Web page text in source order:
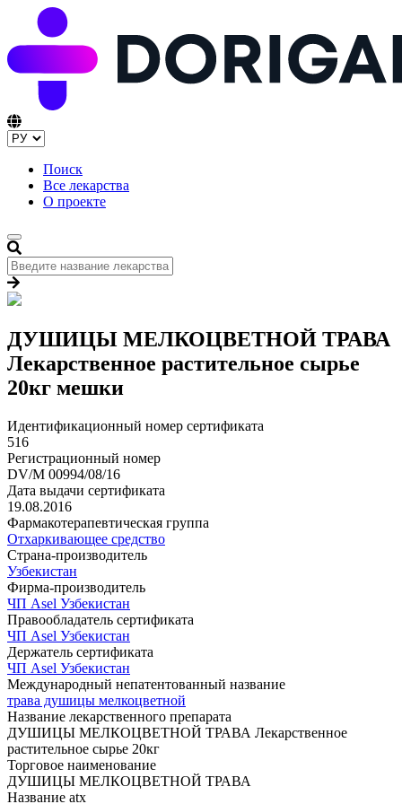
Поиск
Все лекарства
О проекте
ДУШИЦЫ МЕЛКОЦВЕТНОЙ ТРАВА
Лекарственное растительное сырье
20кг мешки
Идентификационный номер сертификата
516
Регистрационный номер
DV/M 00994/08/16
Дата выдачи сертификата
19.08.2016
Фармакотерапевтическая группа
Отхаркивающее средство
Страна-производитель
Узбекистан
Фирма-производитель
ЧП Asel Узбекистан
Правообладатель сертификата
ЧП Asel Узбекистан
Держатель сертификата
ЧП Asel Узбекистан
Международный непатентованный название
трава душицы мелкоцветной
Название лекарственного препарата
ДУШИЦЫ МЕЛКОЦВЕТНОЙ ТРАВА Лекарственное
растительное сырье 20кг
Торговое наименование
ДУШИЦЫ МЕЛКОЦВЕТНОЙ ТРАВА
Название atx